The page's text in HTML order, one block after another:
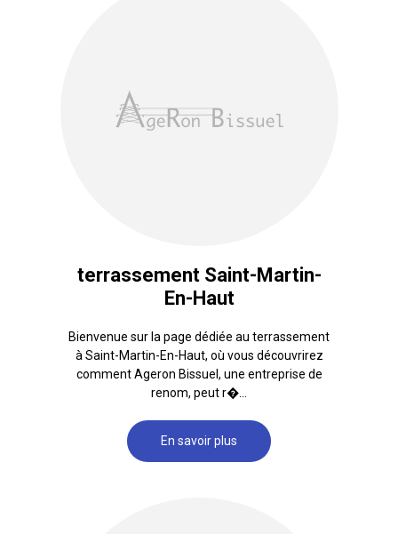
terrassement Saint-Martin-
En-Haut
Bienvenue sur la page dédiée au terrassement
à Saint-Martin-En-Haut, où vous découvrirez
comment Ageron Bissuel, une entreprise de
renom, peut r�...
En savoir plus